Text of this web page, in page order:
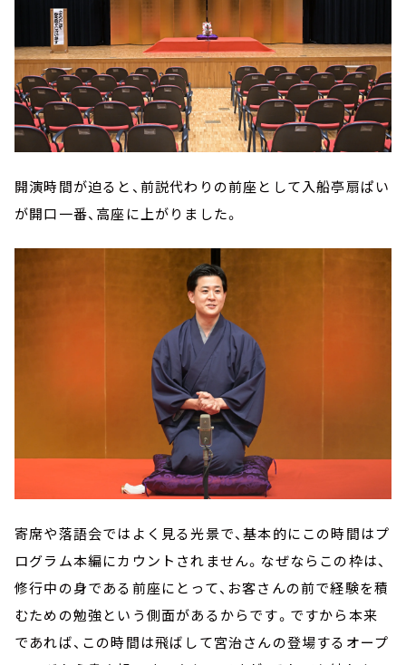
開演時間が迫ると、前説代わりの前座として入船亭扇ぱい
が開口一番、高座に上がりました。
寄席や落語会ではよく見る光景で、基本的にこの時間はプ
ログラム本編にカウントされません。なぜならこの枠は、
修行中の身である前座にとって、お客さんの前で経験を積
むための勉強という側面があるからです。ですから本来
であれば、この時間は飛ばして宮治さんの登場するオープ